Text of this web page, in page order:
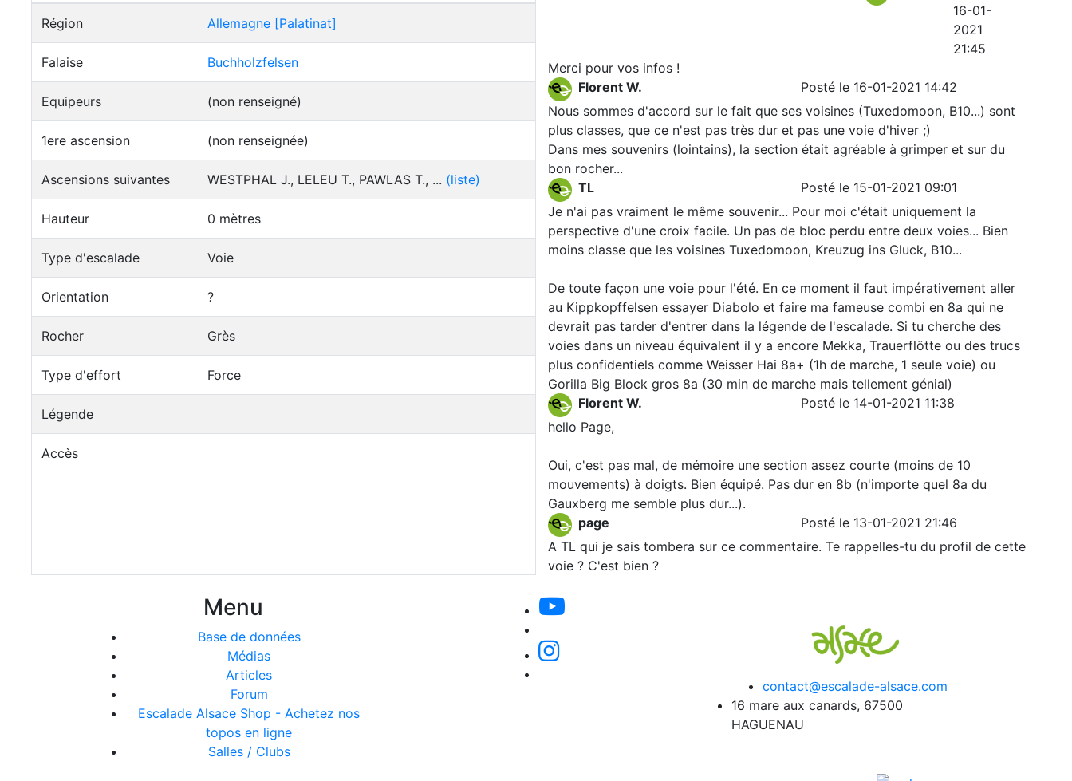
Région Allemagne [Palatinat]
Falaise Buchholzfelsen
Equipeurs (non renseigné)
1ere ascension (non renseignée)
Ascensions suivantes WESTPHAL J., LELEU T., PAWLAS T., ... (liste)
Hauteur 0 mètres
Type d'escalade Voie
Orientation ?
Rocher Grès
Type d'effort Force
Légende
Accès
16-01-
2021
21:45
Merci pour vos infos !
Florent W.
Posté le 16-01-2021 14:42
Nous sommes d'accord sur le fait que ses voisines (Tuxedomoon, B10...) sont
plus classes, que ce n'est pas très dur et pas une voie d'hiver ;)
Dans mes souvenirs (lointains), la section était agréable à grimper et sur du
bon rocher...
TL
Posté le 15-01-2021 09:01
Je n'ai pas vraiment le même souvenir... Pour moi c'était uniquement la
perspective d'une croix facile. Un pas de bloc perdu entre deux voies... Bien
moins classe que les voisines Tuxedomoon, Kreuzug ins Gluck, B10...
De toute façon une voie pour l'été. En ce moment il faut impérativement aller
au Kippkopffelsen essayer Diabolo et faire ma fameuse combi en 8a qui ne
devrait pas tarder d'entrer dans la légende de l'escalade. Si tu cherche des
voies dans un niveau équivalent il y a encore Mekka, Trauerflötte ou des trucs
plus confidentiels comme Weisser Hai 8a+ (1h de marche, 1 seule voie) ou
Gorilla Big Block gros 8a (30 min de marche mais tellement génial)
Florent W.
Posté le 14-01-2021 11:38
hello Page,
Oui, c'est pas mal, de mémoire une section assez courte (moins de 10
mouvements) à doigts. Bien équipé. Pas dur en 8b (n'importe quel 8a du
Gauxberg me semble plus dur...).
page
Posté le 13-01-2021 21:46
A TL qui je sais tombera sur ce commentaire. Te rappelles-tu du profil de cette
voie ? C'est bien ?
Menu
Base de données
Médias
Articles
Forum
Escalade Alsace Shop - Achetez nos
topos en ligne
Salles / Clubs
contact@escalade-alsace.com
16 mare aux canards, 67500
HAGUENAU